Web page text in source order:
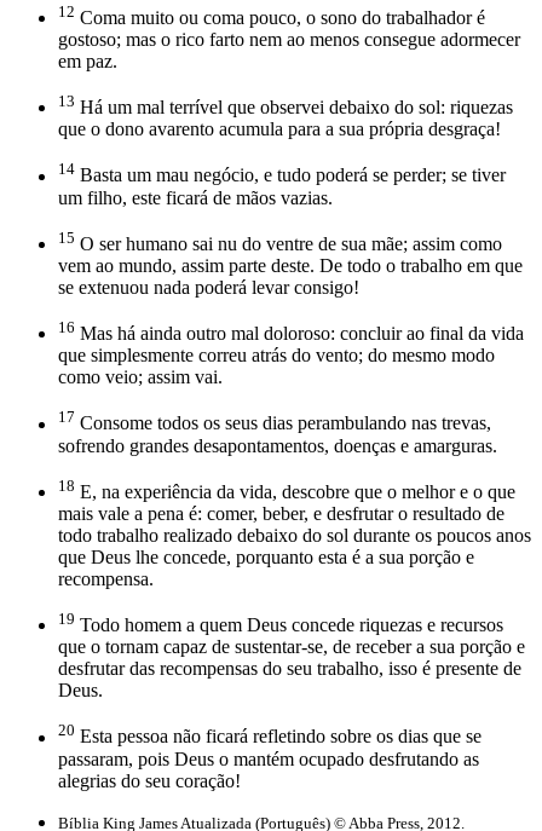
12 Coma muito ou coma pouco, o sono do trabalhador é
gostoso; mas o rico farto nem ao menos consegue adormecer
em paz.
13 Há um mal terrível que observei debaixo do sol: riquezas
que o dono avarento acumula para a sua própria desgraça!
14 Basta um mau negócio, e tudo poderá se perder; se tiver
um filho, este ficará de mãos vazias.
15 O ser humano sai nu do ventre de sua mãe; assim como
vem ao mundo, assim parte deste. De todo o trabalho em que
se extenuou nada poderá levar consigo!
16 Mas há ainda outro mal doloroso: concluir ao final da vida
que simplesmente correu atrás do vento; do mesmo modo
como veio; assim vai.
17 Consome todos os seus dias perambulando nas trevas,
sofrendo grandes desapontamentos, doenças e amarguras.
18 E, na experiência da vida, descobre que o melhor e o que
mais vale a pena é: comer, beber, e desfrutar o resultado de
todo trabalho realizado debaixo do sol durante os poucos anos
que Deus lhe concede, porquanto esta é a sua porção e
recompensa.
19 Todo homem a quem Deus concede riquezas e recursos
que o tornam capaz de sustentar-se, de receber a sua porção e
desfrutar das recompensas do seu trabalho, isso é presente de
Deus.
20 Esta pessoa não ficará refletindo sobre os dias que se
passaram, pois Deus o mantém ocupado desfrutando as
alegrias do seu coração!
Bíblia King James Atualizada (Português) © Abba Press, 2012.